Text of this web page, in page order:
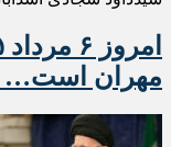
مهران است…